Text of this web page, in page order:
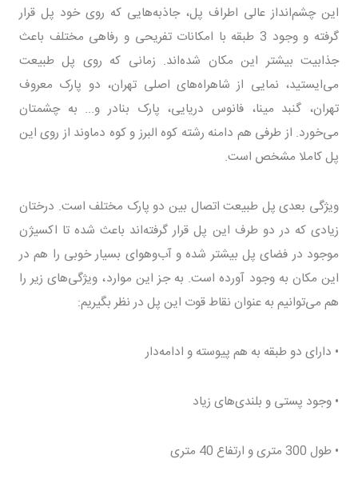
این چشم‌انداز عالی اطراف پل، جاذبه‌هایی که روی خود پل قرار
گرفته و وجود 3 طبقه با امکانات تفریحی و رفاهی مختلف باعث
جذابیت بیشتر این مکان شده‌اند. زمانی که روی پل طبیعت
می‌ایستید، نمایی از شاهراه‌های اصلی تهران، دو پارک معروف
تهران، گنبد مینا، فانوس دریایی، پارک بنادر و... به چشمتان
می‌خورد. از طرفی هم دامنه رشته کوه البرز و کوه دماوند از روی این
پل کاملا مشخص است.
ویژگی بعدی پل طبیعت اتصال بین دو پارک مختلف است. درختان
زیادی که در دو طرف این پل قرار گرفته‌اند باعث شده تا اکسیژن
موجود در فضای پل بیشتر شده و آب‌وهوای بسیار خوبی را هم در
این مکان به وجود آورده است. به جز این موارد، ویژگی‌های زیر را
هم می‌توانیم به عنوان نقاط قوت این پل در نظر بگیریم:
• دارای دو طبقه به هم پیوسته و ادامه‌دار
• وجود پستی و بلندی‌های زیاد
• طول 300 متری و ارتفاع 40 متری